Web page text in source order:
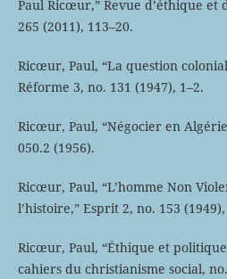
Paul Ricœur,” Revue d’éthique et
265 (2011), 113–20.
Ricœur, Paul, “La question
Réforme 3, no. 131 (1947), 1–2.
Ricœur, Paul, “Négocier en
050.2 (1956).
Ricœur, Paul, “L’homme Non
l’histoire,” Esprit 2, no. 153 (1949),
Ricœur, Paul, “Éthique et
cahiers du christianisme social,